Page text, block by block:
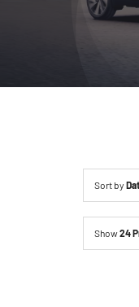
Sort by
Show24